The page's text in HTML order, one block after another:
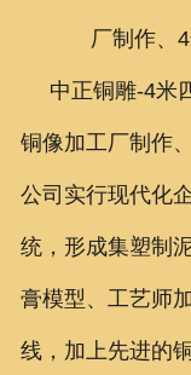
厂制作、
中正铜雕-4米
铜像加工厂制作、
公司实行现代化
统，形成集塑制
膏模型、工艺师
线，加上先进的